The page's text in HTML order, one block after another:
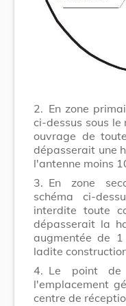
2. En zone
ci-dessus sous
ouvrage de
dépasserait une
l'antenne moins
3. En zone
schéma ci-
interdite toute
dépasserait la
augmentée de
ladite
4. Le point de
l'emplacement
centre de